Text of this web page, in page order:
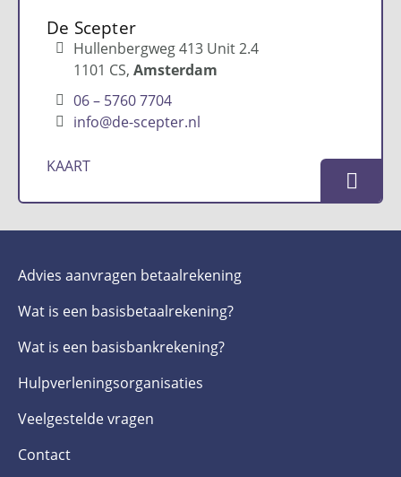
De Scepter
Hullenbergweg 413 Unit 2.4
1101 CS Amsterdam
06 – 5760 7704
info@de-scepter.nl
KAART
Advies aanvragen betaalrekening
Wat is een basis­betaalrekening?
Wat is een basis­bankrekening?
Hulpverlenings­organisaties
Veelgestelde­ vragen
Contact